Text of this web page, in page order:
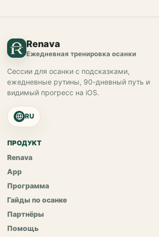
Renava
Ежедневная тренировка осанки
Сессии для осанки с подсказками,
ежедневные рутины, 90-дневный путь и
видимый прогресс на iOS.
RU
ПРОДУКТ
Renava
App
Программа
Гайды по осанке
Партнёры
Помощь